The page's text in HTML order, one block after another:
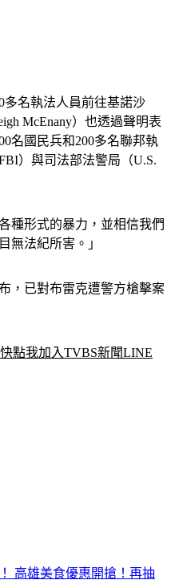
多名執法人員前往基諾沙
McEnany）也透過聲明表
名國民兵和200多名聯邦執
）與司法部法警局（U.S.
種形式的暴力，並相信我們
，已對布雷克遭警方槍擊案
點我加入TVBS新聞LINE